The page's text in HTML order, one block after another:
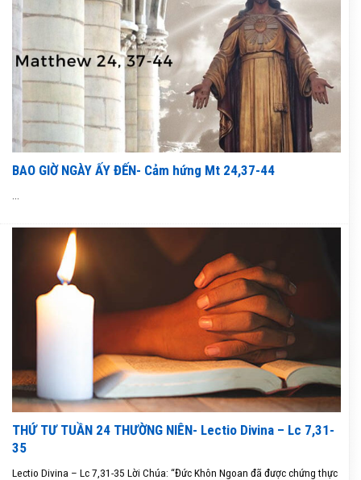
BAO GIỜ NGÀY ẤY ĐẾN- Cảm hứng Mt 24,37-44
THỨ TƯ TUẦN 24 THƯỜNG NIÊN- Lectio Divina – Lc 7,31-
35
Lectio Divina – Lc 7,31-35 Lời Chúa: “Đức Khôn Ngoan đã được chứng thực